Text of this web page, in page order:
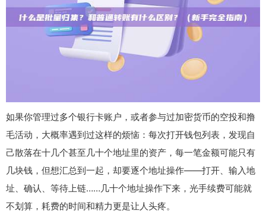
如果你管理过多个银行卡账户，或者参与过加密货币的空投和撸
毛活动，大概率遇到过这样的烦恼：每次打开钱包列表，发现自
己散落在十几个甚至几十个地址里的资产，每一笔金额可能只有
几块钱，但想汇总到一起，却要逐个地址操作——打开、输入地
址、确认、等待上链……几十个地址操作下来，光手续费可能就
不划算，耗费的时间和精力更是让人头疼。